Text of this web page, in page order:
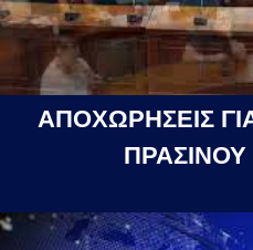
ΑΠΟΧΩΡΗΣΕΙΣ
ΠΡΑΣΙΝΟΥ